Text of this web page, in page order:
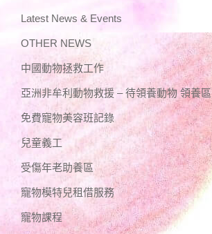
Latest News & Events
OTHER NEWS
中國動物拯救工作
亞洲非牟利動物救援 – 待領養動物 領養區
免費寵物美容班記錄
兒童義工
受傷年老助養區
寵物模特兒租借服務
寵物課程